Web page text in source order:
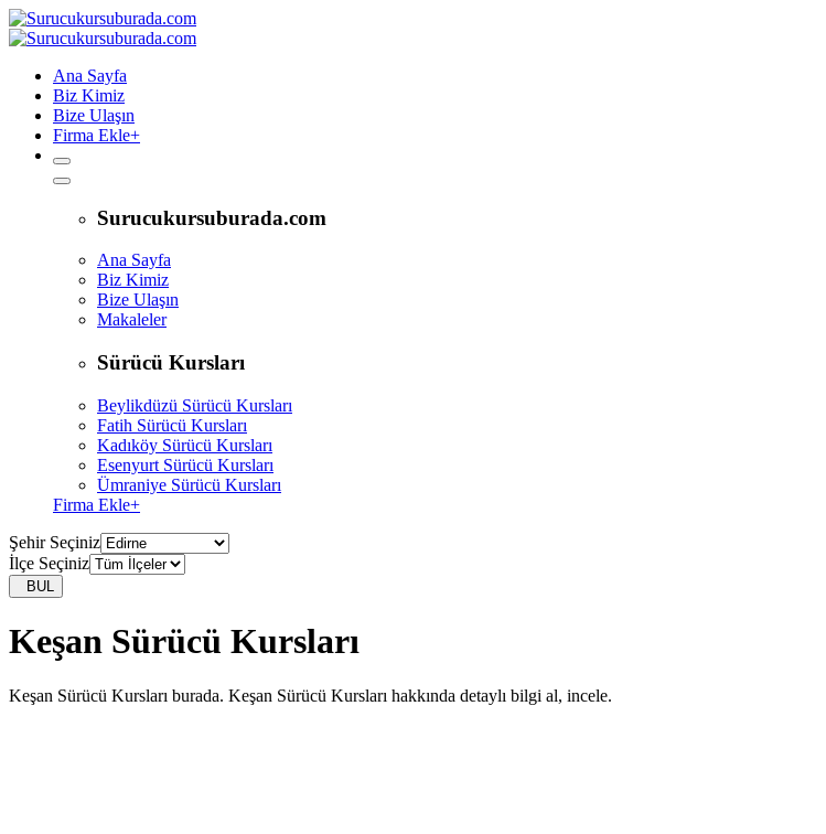
Ana Sayfa
Biz Kimiz
Bize Ulaşın
Firma Ekle+
Surucukursuburada.com
Ana Sayfa
Biz Kimiz
Bize Ulaşın
Makaleler
Sürücü Kursları
Beylikdüzü Sürücü Kursları
Fatih Sürücü Kursları
Kadıköy Sürücü Kursları
Esenyurt Sürücü Kursları
Ümraniye Sürücü Kursları
Firma Ekle+
Şehir Seçiniz
İlçe Seçiniz
BUL
Keşan Sürücü Kursları
Keşan Sürücü Kursları burada. Keşan Sürücü Kursları hakkında detaylı bilgi al, incele.